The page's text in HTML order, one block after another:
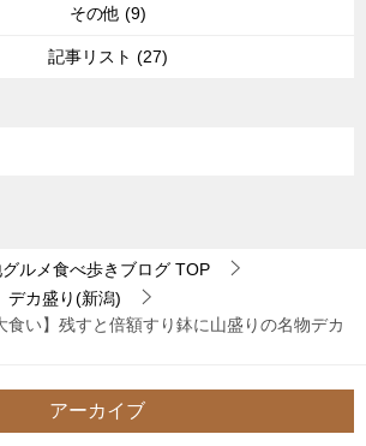
その他 (9)
記事リスト (27)
ルメ食べ歩きブログ TOP
デカ盛り(新潟)
食い】残すと倍額すり鉢に山盛りの名物デカ
アーカイブ